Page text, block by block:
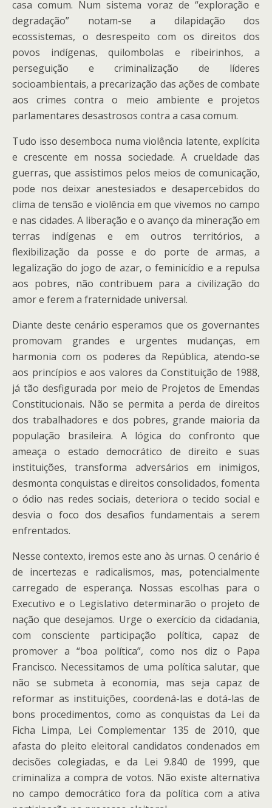
casa comum. Num sistema voraz de “exploração e
degradação” notam-se a dilapidação dos
ecossistemas, o desrespeito com os direitos dos
povos indígenas, quilombolas e ribeirinhos, a
perseguição e criminalização de líderes
socioambientais, a precarização das ações de combate
aos crimes contra o meio ambiente e projetos
parlamentares desastrosos contra a casa comum.
Tudo isso desemboca numa violência latente, explícita
e crescente em nossa sociedade. A crueldade das
guerras, que assistimos pelos meios de comunicação,
pode nos deixar anestesiados e desapercebidos do
clima de tensão e violência em que vivemos no campo
e nas cidades. A liberação e o avanço da mineração em
terras indígenas e em outros territórios, a
flexibilização da posse e do porte de armas, a
legalização do jogo de azar, o feminicídio e a repulsa
aos pobres, não contribuem para a civilização do
amor e ferem a fraternidade universal.
Diante deste cenário esperamos que os governantes
promovam grandes e urgentes mudanças, em
harmonia com os poderes da República, atendo-se
aos princípios e aos valores da Constituição de 1988,
já tão desfigurada por meio de Projetos de Emendas
Constitucionais. Não se permita a perda de direitos
dos trabalhadores e dos pobres, grande maioria da
população brasileira. A lógica do confronto que
ameaça o estado democrático de direito e suas
instituições, transforma adversários em inimigos,
desmonta conquistas e direitos consolidados, fomenta
o ódio nas redes sociais, deteriora o tecido social e
desvia o foco dos desafios fundamentais a serem
enfrentados.
Nesse contexto, iremos este ano às urnas. O cenário é
de incertezas e radicalismos, mas, potencialmente
carregado de esperança. Nossas escolhas para o
Executivo e o Legislativo determinarão o projeto de
nação que desejamos. Urge o exercício da cidadania,
com consciente participação política, capaz de
promover a “boa política”, como nos diz o Papa
Francisco. Necessitamos de uma política salutar, que
não se submeta à economia, mas seja capaz de
reformar as instituições, coordená-las e dotá-las de
bons procedimentos, como as conquistas da Lei da
Ficha Limpa, Lei Complementar 135 de 2010, que
afasta do pleito eleitoral candidatos condenados em
decisões colegiadas, e da Lei 9.840 de 1999, que
criminaliza a compra de votos. Não existe alternativa
no campo democrático fora da política com a ativa